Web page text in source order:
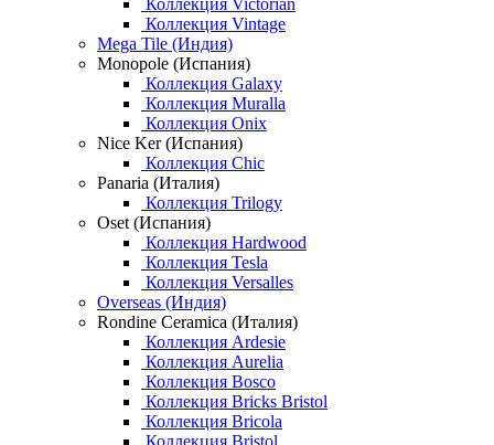
Коллекция Victorian
Коллекция Vintage
Mega Tile (Индия)
Monopole (Испания)
Коллекция Galaxy
Коллекция Muralla
Коллекция Onix
Nice Ker (Испания)
Коллекция Chic
Panaria (Италия)
Коллекция Trilogy
Oset (Испания)
Коллекция Hardwood
Коллекция Tesla
Коллекция Versalles
Overseas (Индия)
Rondine Ceramica (Италия)
Коллекция Ardesie
Коллекция Aurelia
Коллекция Bosco
Коллекция Bricks Bristol
Коллекция Bricola
Коллекция Bristol